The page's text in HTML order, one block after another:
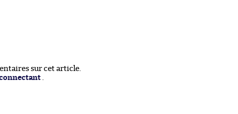
sur cet article.
.